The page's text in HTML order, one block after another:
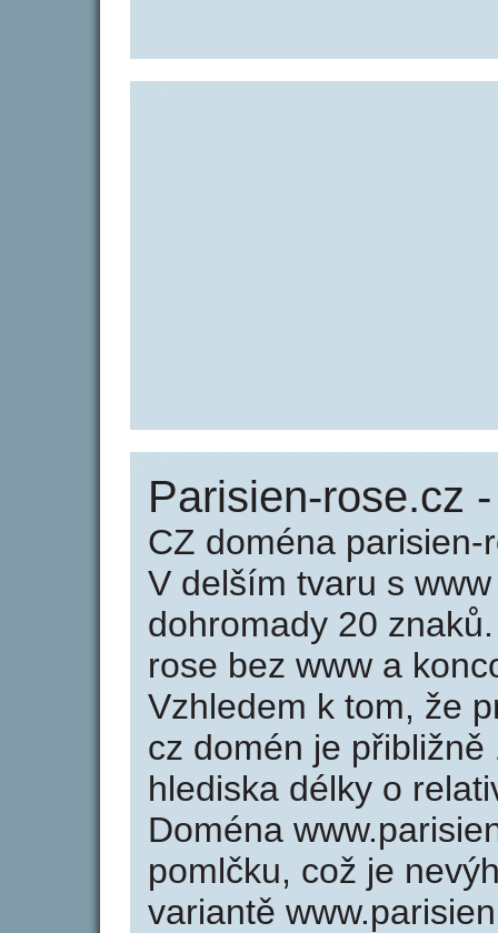
Parisien-rose.cz
CZ doména
V delším tvaru s
dohromady 20
rose bez www a
Vzhledem k tom, že
cz domén je
hlediska délky o
Doména
pomlčku, což je
variantě